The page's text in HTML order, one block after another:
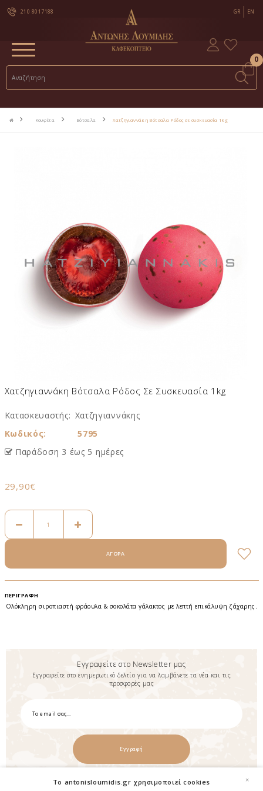
210 8017188 GR EN
0
Κουφέτα Βότσαλα Χατζηγιαννάκη Βότσαλα Ρόδος σε συσκευασία 1kg
Χατζηγιαννάκη Βότσαλα Ρόδος Σε Συσκευασία 1kg
Κατασκευαστής: Χατζηγιαννάκης
Κωδικός:
5795
Παράδοση 3 έως 5 ημέρες
29,90€
ΠΕΡΙΓΡΑΦΉ
Ολόκληρη σιροπιαστή φράουλα & σοκολάτα γάλακτος με λεπτή επικάλυψη ζάχαρης.
Εγγραφείτε στο Newsletter μας
Εγγραφείτε στο ενημερωτικό δελτίο για να λαμβάνετε τα νέα και τις
προσφορές μας
Εγγραφή
×
To antonisloumidis.gr χρησιμοποιεί cookies